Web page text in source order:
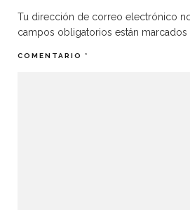
Tu dirección de correo electrónico
campos obligatorios están marcados
COMENTARIO *